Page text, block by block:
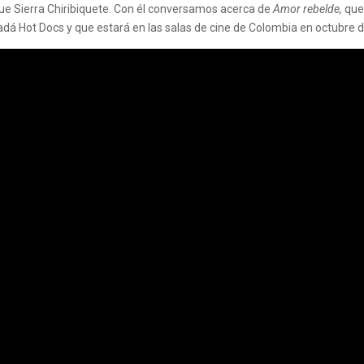
Sierra Chiribiquete. Con él conversamos acerca deAmor rebelde,
Hot Docs y que estará en las salas de cine de Colombia en octubre